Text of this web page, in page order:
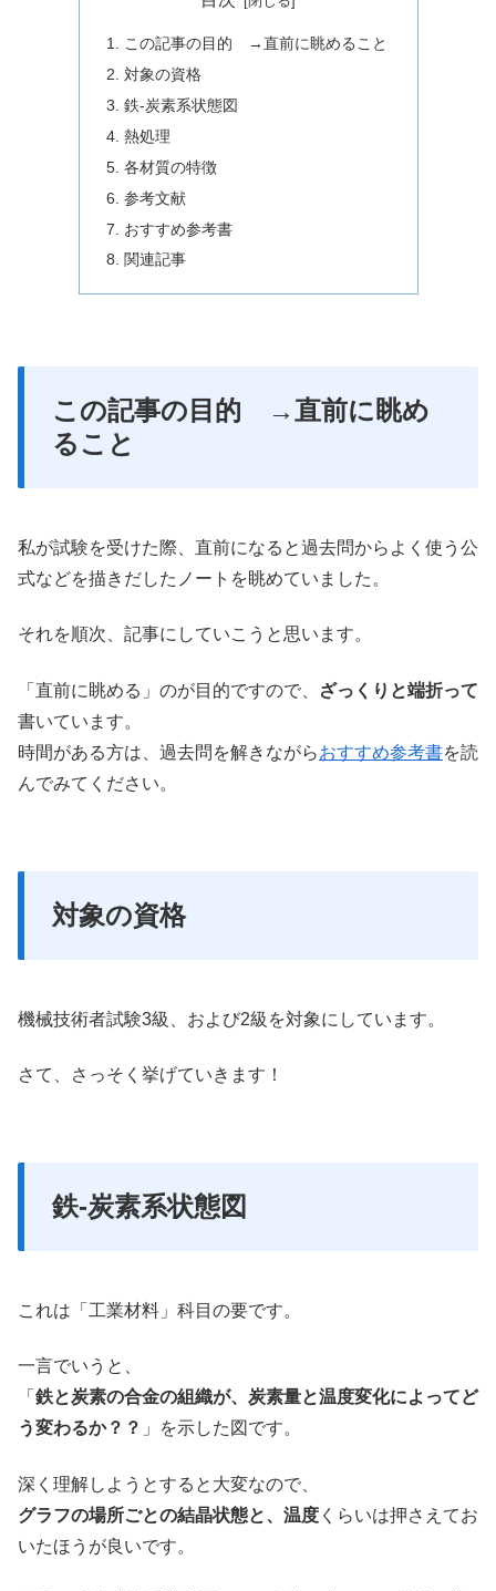
この記事の目的 →直前に眺めること
対象の資格
鉄-炭素系状態図
熱処理
各材質の特徴
参考文献
おすすめ参考書
関連記事
この記事の目的 →直前に眺め
ること
私が試験を受けた際、直前になると過去問からよく使う公
式などを描きだしたノートを眺めていました。
それを順次、記事にしていこうと思います。
「直前に眺める」のが目的ですので、
ざっくりと端折って
書いています。
時間がある方は、過去問を解きながらおすすめ参考書を読
んでみてください。
対象の資格
機械技術者試験3級、および2級を対象にしています。
さて、さっそく挙げていきます！
鉄-炭素系状態図
これは「工業材料」科目の要です。
一言でいうと、
「 鉄と炭素の合金の組織が、炭素量と温度変化によってど
う変わるか？？ 」を示した図です。
深く理解しようとすると大変なので、
グラフの場所ごとの結晶状態と、温度 くらいは押さえてお
いたほうが良いです。